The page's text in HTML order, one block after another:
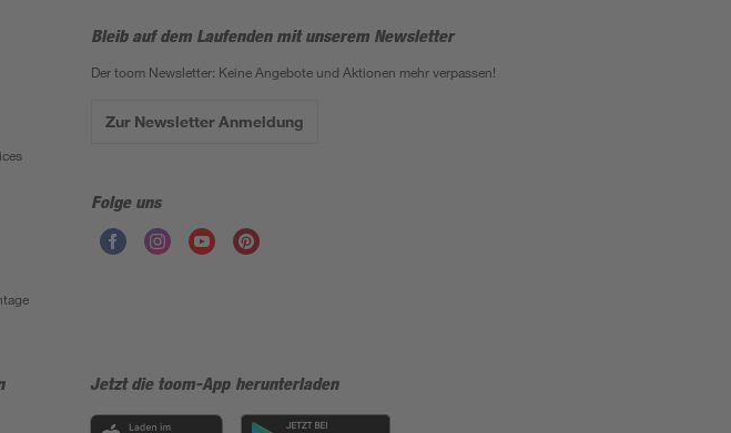
Bleib auf dem Laufenden mit unserem Newsletter
Der toom Newsletter: Keine Angebote und Aktionen mehr verpassen!
Zur Newsletter Anmeldung
Folge uns
Jetzt die toom-App herunterladen